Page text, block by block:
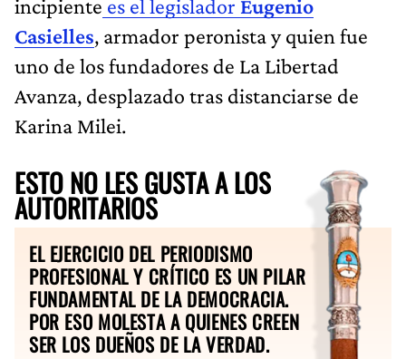
incipiente es el legislador Eugenio
Casielles, armador peronista y quien fue
uno de los fundadores de La Libertad
Avanza, desplazado tras distanciarse de
Karina Milei.
ESTO NO LES GUSTA A LOS
AUTORITARIOS
EL EJERCICIO DEL PERIODISMO
PROFESIONAL Y CRÍTICO ES UN PILAR
FUNDAMENTAL DE LA DEMOCRACIA.
POR ESO MOLESTA A QUIENES CREEN
SER LOS DUEÑOS DE LA VERDAD.